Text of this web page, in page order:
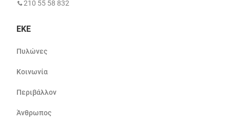
210 55 58 832
ΕΚΕ
Πυλώνες
Κοινωνία
Περιβάλλον
Άνθρωπος